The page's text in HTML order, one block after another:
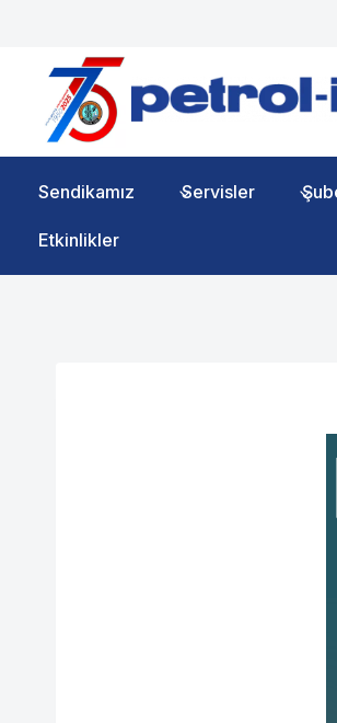
content
Sendikamız Servisler
Etkinlikler